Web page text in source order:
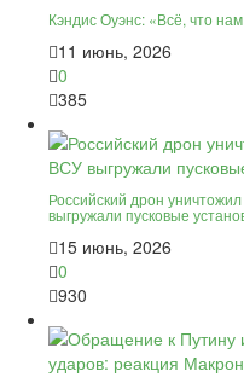
Кэндис Оуэнс: «Всё, что
11 июнь, 2026
0
385
Российский дрон
выгружали пусковые
15 июнь, 2026
0
930